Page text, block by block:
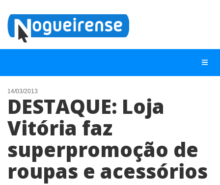
NOTÍCIAS
LISTA DIGITAL
QUEM SOMOS
CONTATO
14/03/2013
DESTAQUE: Loja
Vitória faz
superpromoção de
roupas e acessórios